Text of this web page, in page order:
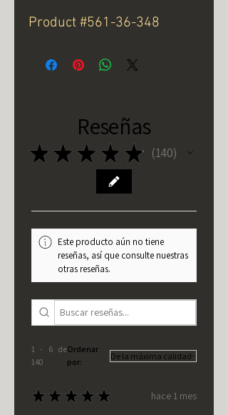
Product #561-36-348
Reseñas
★ ★ ★ ★ ★ 140
140
Este producto aún no tiene
reseñas, así que consulte nuestras
otras reseñas.
1 - 6 de
140
Ordenar
por:
★ ★ ★ ★ ★ hace 1 mes